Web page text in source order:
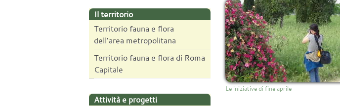
Il territorio
Territorio fauna e flora
dell’area metropolitana
Territorio fauna e flora di Roma
Capitale
Attività e progetti
Le iniziative di fine aprile